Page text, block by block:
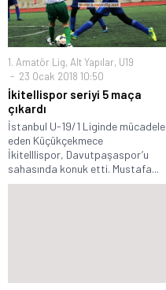
1. Amatör Lig, Alt Yapılar, U19
23 Ocak 2018 10:50
İkitellispor seriyi 5 maça
çıkardı
İstanbul U-19/1 Liginde mücadele
eden Küçükçekmece
İkitelllispor, Davutpaşaspor’u
sahasında konuk etti. Mustafa...